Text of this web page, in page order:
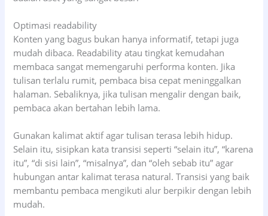
Optimasi readability
Konten yang bagus bukan hanya informatif, tetapi juga
mudah dibaca. Readability atau tingkat kemudahan
membaca sangat memengaruhi performa konten. Jika
tulisan terlalu rumit, pembaca bisa cepat meninggalkan
halaman. Sebaliknya, jika tulisan mengalir dengan baik,
pembaca akan bertahan lebih lama.
Gunakan kalimat aktif agar tulisan terasa lebih hidup.
Selain itu, sisipkan kata transisi seperti “selain itu”, “karena
itu”, “di sisi lain”, “misalnya”, dan “oleh sebab itu” agar
hubungan antar kalimat terasa natural. Transisi yang baik
membantu pembaca mengikuti alur berpikir dengan lebih
mudah.